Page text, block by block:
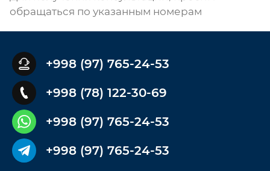
обращаться по указанным номерам
+998 (97) 765-24-53
+998 (78) 122-30-69
+998 (97) 765-24-53
+998 (97) 765-24-53